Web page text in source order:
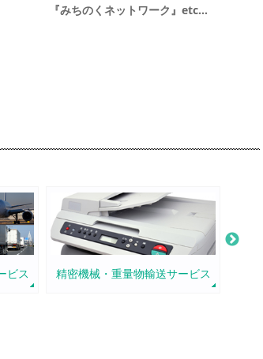
『みちのくネットワーク』etc...
ビス 精密機械・重量物輸送サービス